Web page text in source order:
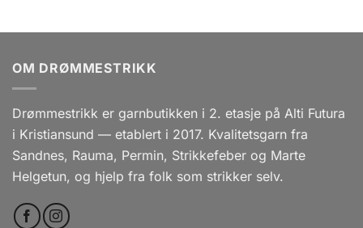
OM DRØMMESTRIKK
Drømmestrikk er garnbutikken i 2. etasje på Alti Futura
i Kristiansund — etablert i 2017. Kvalitetsgarn fra
Sandnes, Rauma, Permin, Strikkefeber og Marte
Helgetun, og hjelp fra folk som strikker selv.